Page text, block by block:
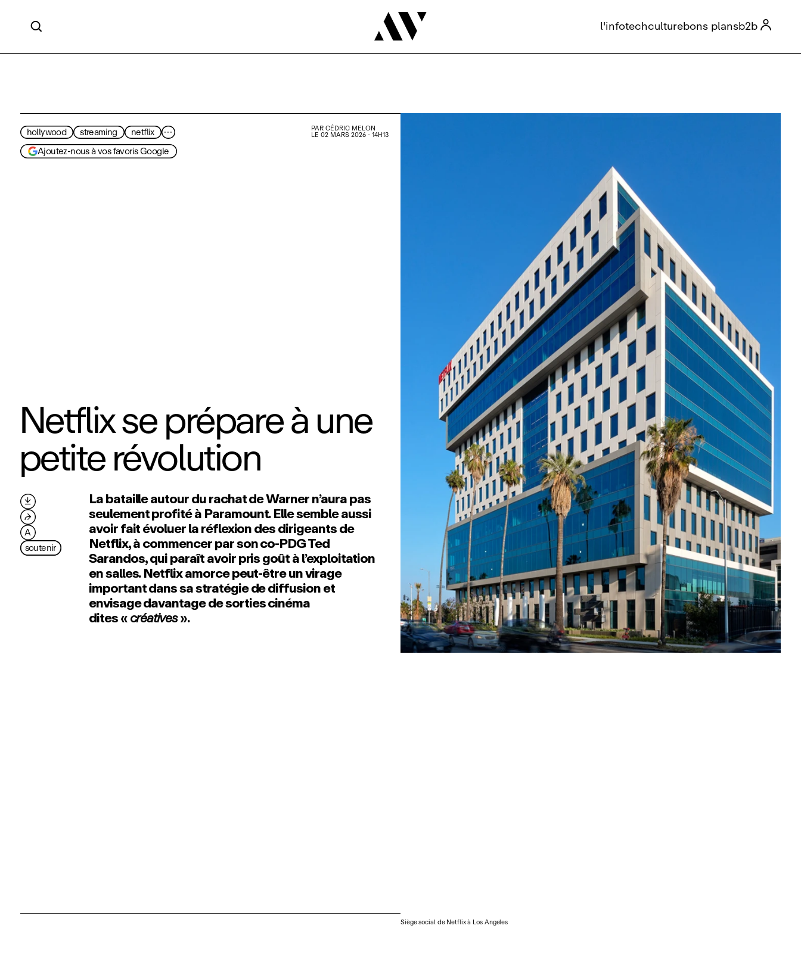

 l'infotechculturebons plansb2b
hollywood streaming netflix
···
Ajoutez-nous à vos favoris Google
PARCÉDRIC MELON
LE 02 MARS 2026 - 14H13
Netflix se prépare à une
petite révolution
La bataille autour du rachat de Warner n’aura pas
seulement profité à Paramount. Elle semble aussi
avoir fait évoluer la réflexion des dirigeants de
Netflix, à commencer par son co‑PDG Ted
Sarandos, qui paraît avoir pris goût à l’exploitation
en salles. Netflix amorce peut‑être un virage
important dans sa stratégie de diffusion et
envisage davantage de sorties cinéma
dites «créatives».

⮫
A
soutenir
Siège social de Netflix à Los Angeles